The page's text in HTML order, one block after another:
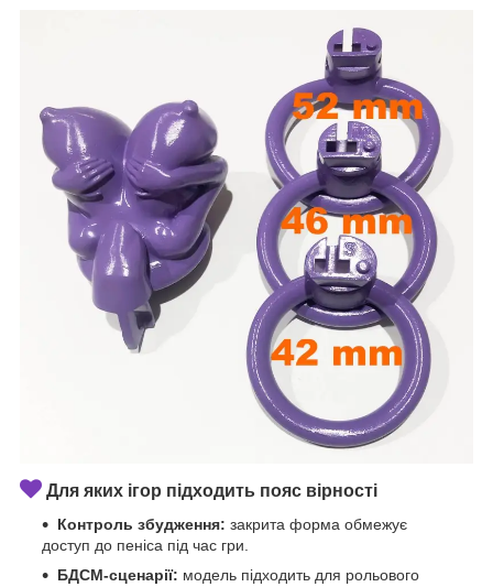
Для яких ігор підходить пояс вірності
Контроль збудження: закрита форма обмежує
доступ до пеніса під час гри.
БДСМ-сценарії: модель підходить для рольового